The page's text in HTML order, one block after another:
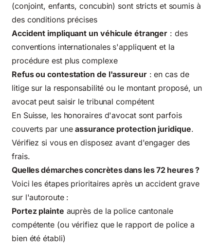
(conjoint, enfants, concubin) sont stricts et soumis à
des conditions précises
Accident impliquant un véhicule étranger : des
conventions internationales s'appliquent et la
procédure est plus complexe
Refus ou contestation de l'assureur: en cas de
litige sur la responsabilité ou le montant proposé, un
avocat peut saisir le tribunal compétent
En Suisse, les honoraires d'avocat sont parfois
couverts par uneassurance protection juridique.
Vérifiez si vous en disposez avant d'engager des
frais.
Quelles démarches concrètes dans les 72 heures ?
Voici les étapes prioritaires après un accident grave
sur l'autoroute :
Portez plainte auprès de la police cantonale
compétente (ou vérifiez que le rapport de police a
bien été établi)